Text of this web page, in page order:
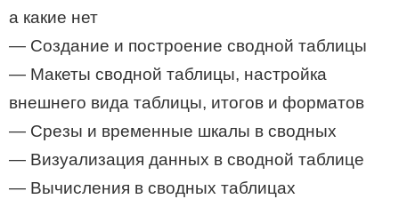
а какие нет
— Создание и построение сводной таблицы
— Макеты сводной таблицы, настройка
внешнего вида таблицы, итогов и форматов
— Срезы и временные шкалы в сводных
— Визуализация данных в сводной таблице
— Вычисления в сводных таблицах